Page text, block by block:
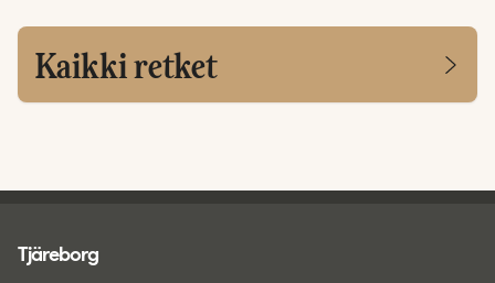
Kaikki retket
Tjäreborg